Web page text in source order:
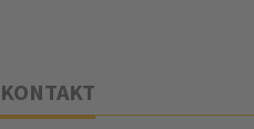
KONTAKT